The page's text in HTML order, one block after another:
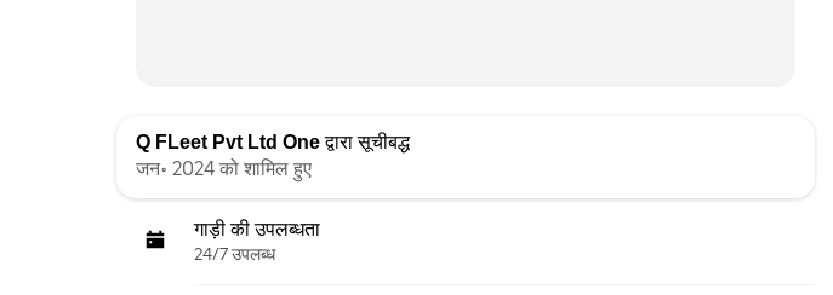
Q FLeet Pvt Ltd Oneद्वारा सूचीबद्ध
जन॰ 2024 को शामिल हुए
गाड़ी की उपलब्धता
24/7 उपलब्ध